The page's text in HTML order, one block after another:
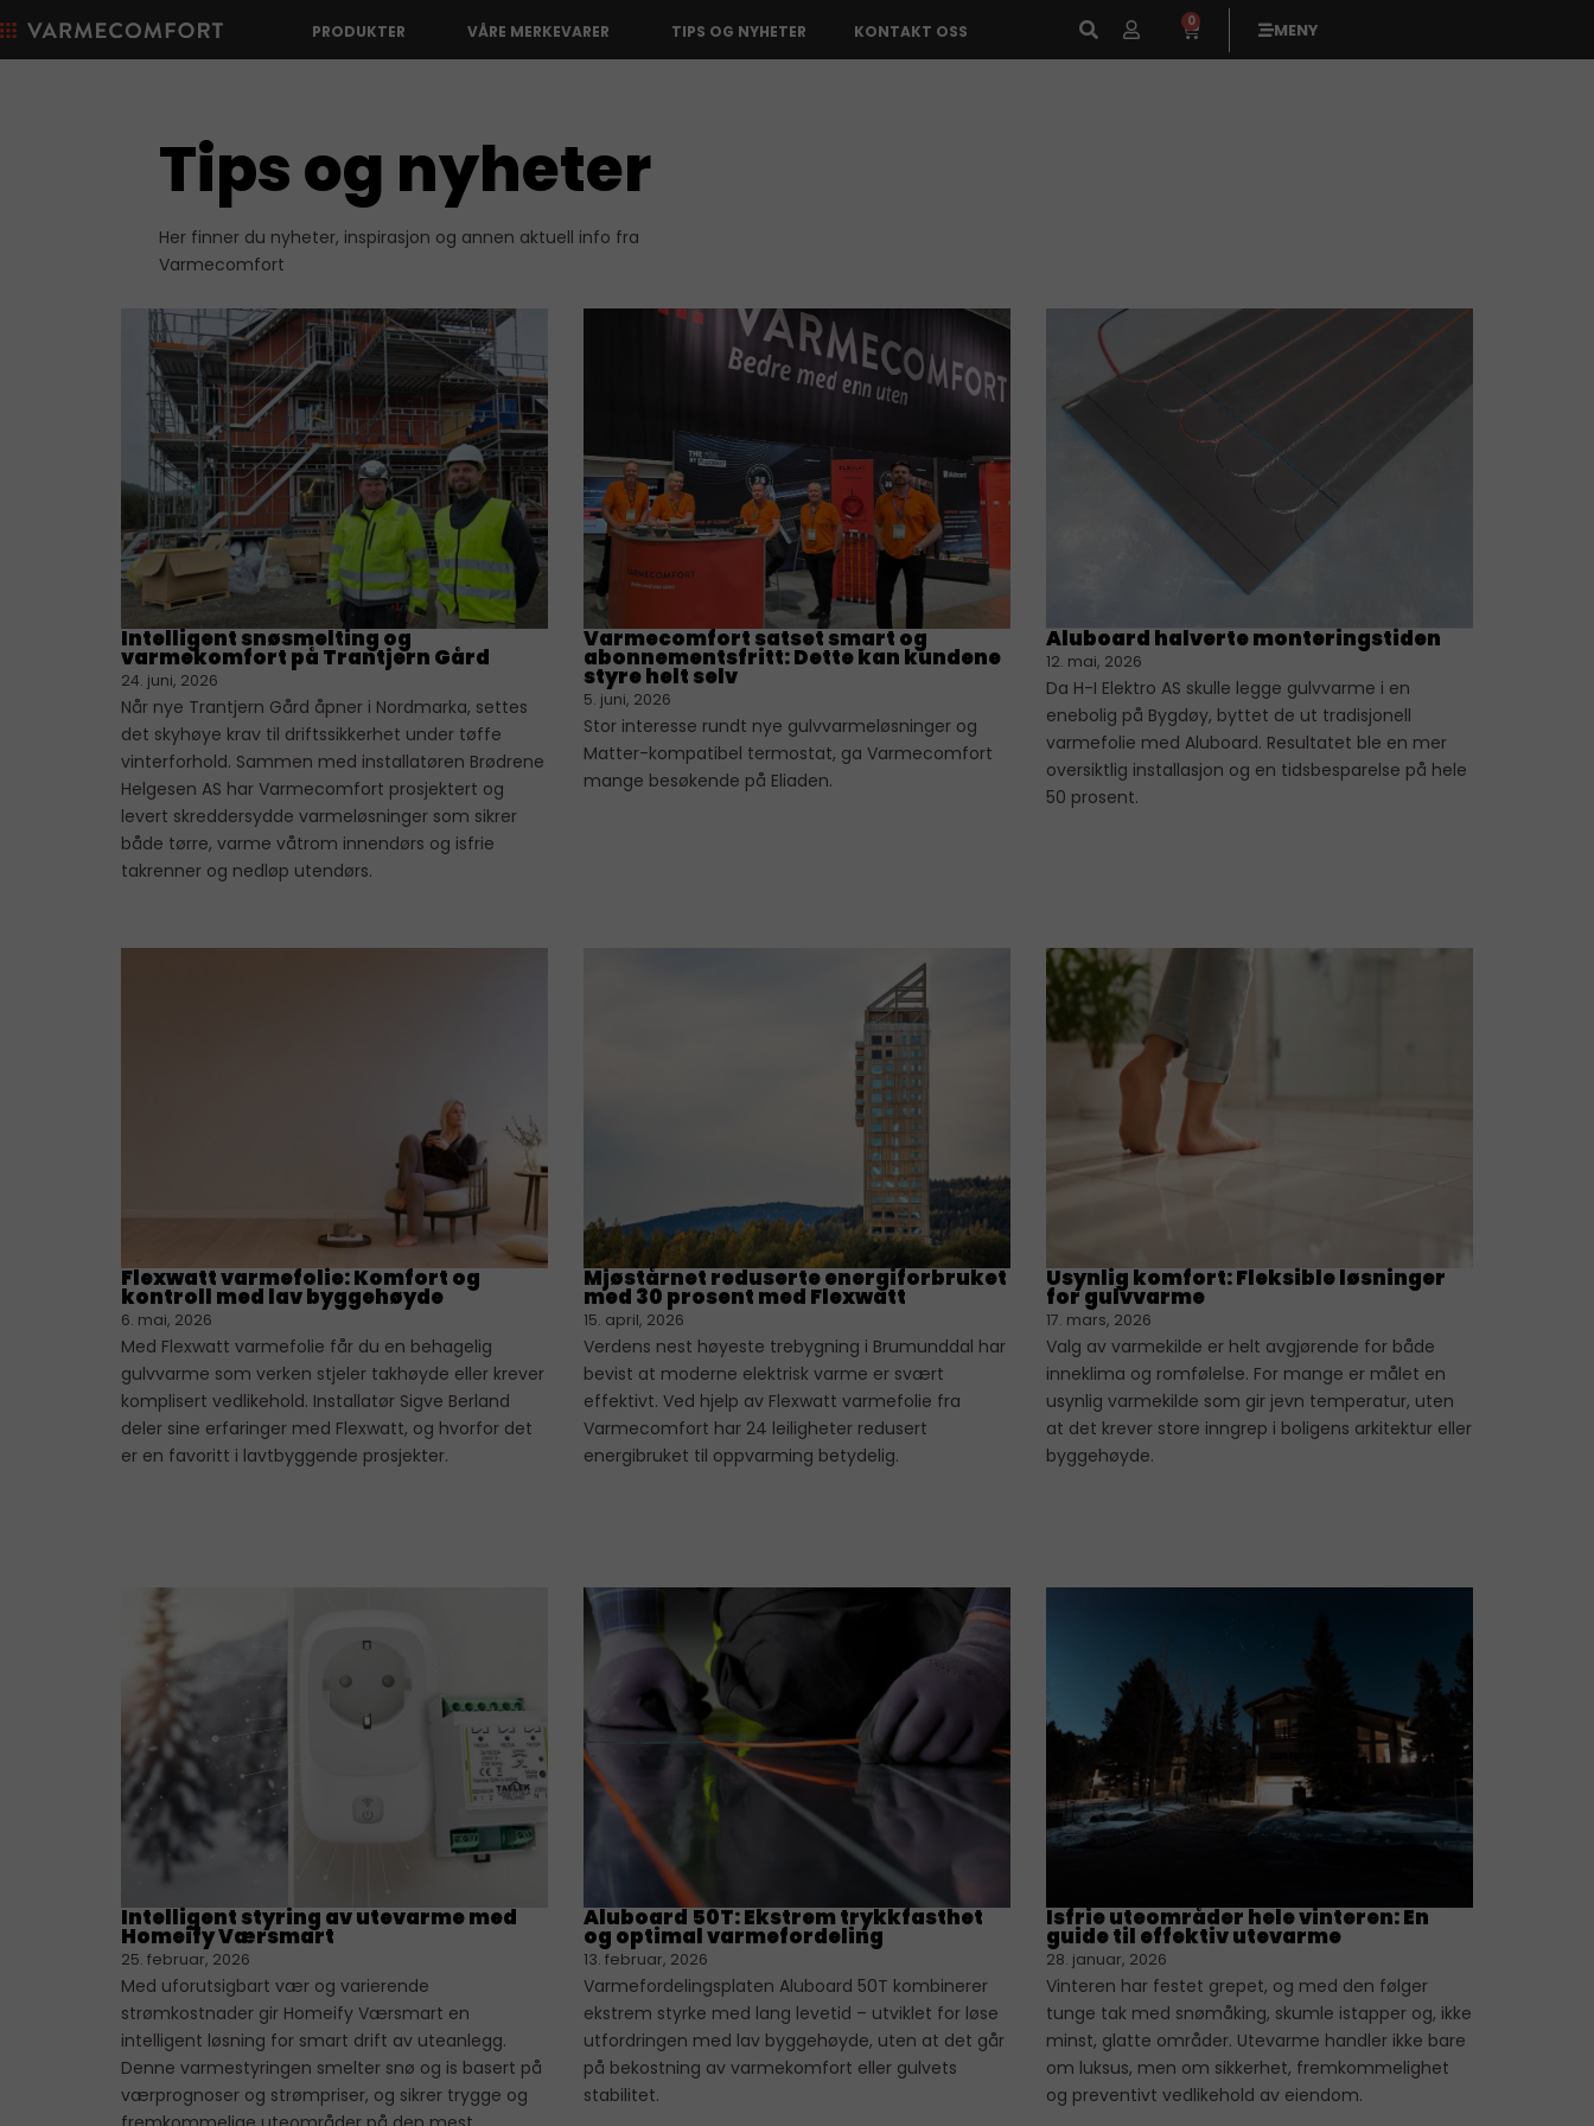
PRODUKTER VÅRE MERKEVARER TIPS OG NYHETER KONTAKT OSS 0 MENY
Tips og nyheter
Her finner du nyheter, inspirasjon og annen aktuell info fra
Varmecomfort
Intelligent snøsmelting og
varmekomfort på Trantjern Gård
24. juni, 2026
Når nye Trantjern Gård åpner i Nordmarka, settes
det skyhøye krav til driftssikkerhet under tøffe
vinterforhold. Sammen med installatøren Brødrene
Helgesen AS har Varmecomfort prosjektert og
levert skreddersydde varmeløsninger som sikrer
både tørre, varme våtrom innendørs og isfrie
takrenner og nedløp utendørs.
Varmecomfort satset smart og
abonnementsfritt: Dette kan kundene
styre helt selv
5. juni, 2026
Stor interesse rundt nye gulvvarmeløsninger og
Matter-kompatibel termostat, ga Varmecomfort
mange besøkende på Eliaden.
Aluboard halverte monteringstiden
12. mai, 2026
Da H-I Elektro AS skulle legge gulvvarme i en
enebolig på Bygdøy, byttet de ut tradisjonell
varmefolie med Aluboard. Resultatet ble en mer
oversiktlig installasjon og en tidsbesparelse på hele
50 prosent.
Flexwatt varmefolie: Komfort og
kontroll med lav byggehøyde
6. mai, 2026
Med Flexwatt varmefolie får du en behagelig
gulvvarme som verken stjeler takhøyde eller krever
komplisert vedlikehold. Installatør Sigve Berland
deler sine erfaringer med Flexwatt, og hvorfor det
er en favoritt i lavtbyggende prosjekter.
Mjøstårnet reduserte energiforbruket
med 30 prosent med Flexwatt
15. april, 2026
Verdens nest høyeste trebygning i Brumunddal har
bevist at moderne elektrisk varme er svært
effektivt. Ved hjelp av Flexwatt varmefolie fra
Varmecomfort har 24 leiligheter redusert
energibruket til oppvarming betydelig.
Usynlig komfort: Fleksible løsninger
for gulvvarme
17. mars, 2026
Valg av varmekilde er helt avgjørende for både
inneklima og romfølelse. For mange er målet en
usynlig varmekilde som gir jevn temperatur, uten
at det krever store inngrep i boligens arkitektur eller
byggehøyde.
Intelligent styring av utevarme med
Homeify Værsmart
25. februar, 2026
Med uforutsigbart vær og varierende
strømkostnader gir Homeify Værsmart en
intelligent løsning for smart drift av uteanlegg.
Denne varmestyringen smelter snø og is basert på
værprognoser og strømpriser, og sikrer trygge og
Aluboard 50T: Ekstrem trykkfasthet
og optimal varmefordeling
13. februar, 2026
Varmefordelingsplaten Aluboard 50T kombinerer
ekstrem styrke med lang levetid – utviklet for løse
utfordringen med lav byggehøyde, uten at det går
på bekostning av varmekomfort eller gulvets
stabilitet.
Isfrie uteområder hele vinteren: En
guide til effektiv utevarme
28. januar, 2026
Vinteren har festet grepet, og med den følger
tunge tak med snømåking, skumle istapper og, ikke
minst, glatte områder. Utevarme handler ikke bare
om luksus, men om sikkerhet, fremkommelighet
og preventivt vedlikehold av eiendom.